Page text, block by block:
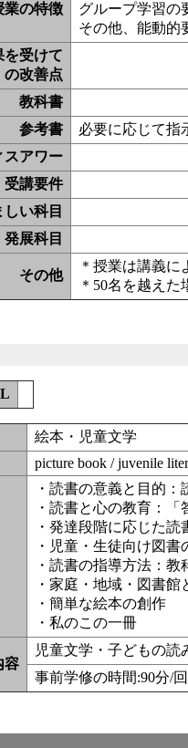
業の特徴
グループ学習の
その他、能動的
を受けて
の改善点
教科書
参考書
必要に応じて指
スアワー
受講要件
い科目
発展科目
その他
＊授業は講義
＊50名を越えた
絵本・児童文学
picture book / juvenile
・読書の意義と目的
・読書と心の教育：
・発達段階に応じた
・児童・生徒向け図
・読書の指導方法：
・家庭・地域・図書館
・簡単な絵本の創作
・私のこの一冊
容
児童文学・子どもの読
事前学修の時間:90